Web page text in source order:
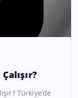
Türkiye’de